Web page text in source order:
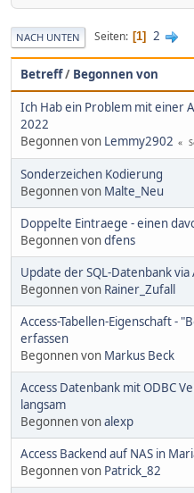
NACH UNTEN Seiten 1 2
Betreff/ Begonnen von
Ich Hab ein Problem mit einer
2022
Begonnen von Lemmy2902
Sonderzeichen Kodierung
Begonnen von Malte_Neu
Doppelte Eintraege - einen
Begonnen vondfens
Update der SQL-Datenbank via
Begonnen von Rainer_Zufall
Access-Tabellen-Eigenschaft -
erfassen
Begonnen von Markus Beck
Access Datenbank mit ODBC
langsam
Begonnen vonalexp
Access Backend auf NAS in
Begonnen von Patrick_82